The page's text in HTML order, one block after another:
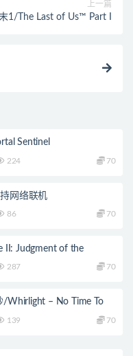
上一篇
1/The Last of Us™ Part I
Sentinel
224 70
网络联机
86 70
II: Judgment of the
287 70
/Whirlight – No Time To
139 70